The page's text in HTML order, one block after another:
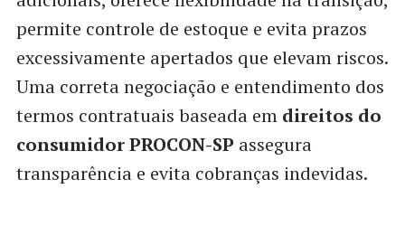
permite controle de estoque e evita prazos
excessivamente apertados que elevam riscos.
Uma correta negociação e entendimento dos
termos contratuais baseada em direitos do
consumidor PROCON-SP assegura
transparência e evita cobranças indevidas.